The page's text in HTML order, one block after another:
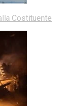
Costituente